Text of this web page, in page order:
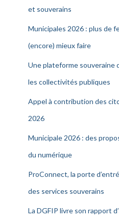
et souverains
Municipales 2026 : plus de
(encore) mieux faire
Une plateforme souveraine
les collectivités publiques
Appel à contribution des
2026
Municipale 2026 : des
du numérique
ProConnect, la porte
des services souverains
La DGFIP livre son rapport